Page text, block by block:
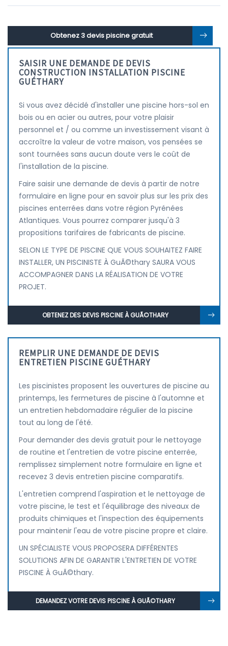
Obtenez 3 devis piscine gratuit
SAISIR UNE DEMANDE DE DEVIS
CONSTRUCTION INSTALLATION PISCINE
GUÉTHARY
Si vous avez décidé d'installer une piscine hors-sol en
bois ou en acier ou autres, pour votre plaisir
personnel et / ou comme un investissement visant à
accroître la valeur de votre maison, vos pensées se
sont tournées sans aucun doute vers le coût de
l'installation de la piscine.
Faire saisir une demande de devis à partir de notre
formulaire en ligne pour en savoir plus sur les prix des
piscines enterrées dans votre région Pyrénées
Atlantiques. Vous pourrez comparer jusqu'à 3
propositions tarifaires de fabricants de piscine.
SELON LE TYPE DE PISCINE QUE VOUS SOUHAITEZ FAIRE
INSTALLER, UN PISCINISTE À GuÃ©thary SAURA VOUS
ACCOMPAGNER DANS LA RÉALISATION DE VOTRE
PROJET.
OBTENEZ DES DEVIS PISCINE À GUÃ©THARY
REMPLIR UNE DEMANDE DE DEVIS
ENTRETIEN PISCINE GUÉTHARY
Les piscinistes proposent les ouvertures de piscine au
printemps, les fermetures de piscine à l'automne et
un entretien hebdomadaire régulier de la piscine
tout au long de l'été.
Pour demander des devis gratuit pour le nettoyage
de routine et l'entretien de votre piscine enterrée,
remplissez simplement notre formulaire en ligne et
recevez 3 devis entretien piscine comparatifs.
L'entretien comprend l'aspiration et le nettoyage de
votre piscine, le test et l'équilibrage des niveaux de
produits chimiques et l'inspection des équipements
pour maintenir l'eau de votre piscine propre et claire.
UN SPÉCIALISTE VOUS PROPOSERA DIFFÉRENTES
SOLUTIONS AFIN DE GARANTIR L'ENTRETIEN DE VOTRE
PISCINE À GuÃ©thary.
DEMANDEZ VOTRE DEVIS PISCINE À GUÃ©THARY